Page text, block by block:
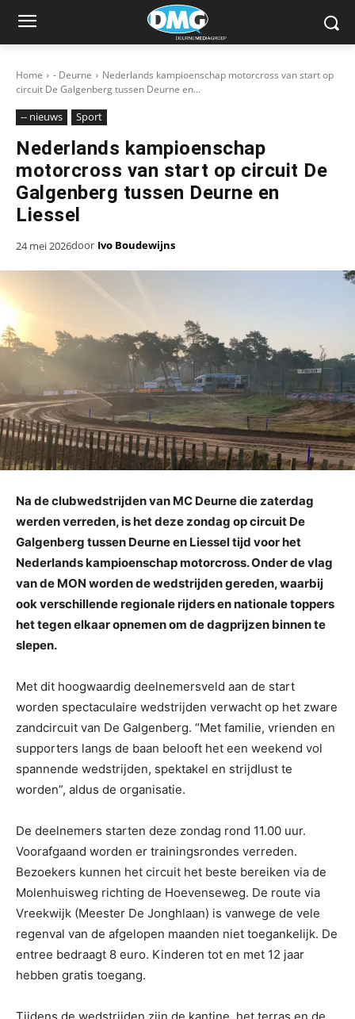
Home - Deurne
Nederlands kampioenschap motorcross van start op
circuit De Galgenberg tussen Deurne en...
-- nieuws Sport
Nederlands kampioenschap
motorcross van start op circuit De
Galgenberg tussen Deurne en
Liessel
24 mei 2026door Ivo Boudewijns
Na de clubwedstrijden van MC Deurne die zaterdag
werden verreden, is het deze zondag op circuit De
Galgenberg tussen Deurne en Liessel tijd voor het
Nederlands kampioenschap motorcross. Onder de vlag
van de MON worden de wedstrijden gereden, waarbij
ook verschillende regionale rijders en nationale toppers
het tegen elkaar opnemen om de dagprijzen binnen te
slepen.
Met dit hoogwaardig deelnemersveld aan de start
worden spectaculaire wedstrijden verwacht op het zware
zandcircuit van De Galgenberg. “Met familie, vrienden en
supporters langs de baan belooft het een weekend vol
spannende wedstrijden, spektakel en strijdlust te
worden”, aldus de organisatie.
De deelnemers starten deze zondag rond 11.00 uur.
Voorafgaand worden er trainingsrondes verreden.
Bezoekers kunnen het circuit het beste bereiken via de
Molenhuisweg richting de Hoevenseweg. De route via
Vreekwijk (Meester De Jonghlaan) is vanwege de vele
regenval van de afgelopen maanden niet toegankelijk. De
entree bedraagt 8 euro. Kinderen tot en met 12 jaar
hebben gratis toegang.